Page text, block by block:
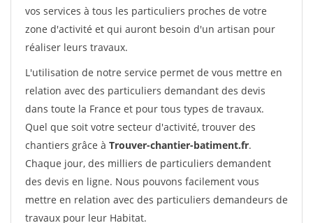
vos services à tous les particuliers proches de votre
zone d'activité et qui auront besoin d'un artisan pour
réaliser leurs travaux.
L'utilisation de notre service permet de vous mettre en
relation avec des particuliers demandant des devis
dans toute la France et pour tous types de travaux.
Quel que soit votre secteur d'activité, trouver des
chantiers grâce à Trouver-chantier-batiment.fr.
Chaque jour, des milliers de particuliers demandent
des devis en ligne. Nous pouvons facilement vous
mettre en relation avec des particuliers demandeurs de
travaux pour leur Habitat.